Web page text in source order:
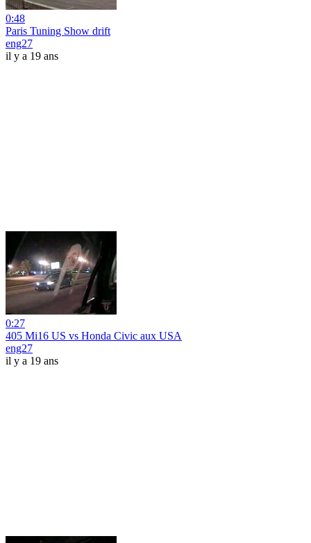
0:48
Paris Tuning Show drift
eng27
il y a 19 ans
0:27
405 Mi16 US vs Honda Civic aux USA
eng27
il y a 19 ans